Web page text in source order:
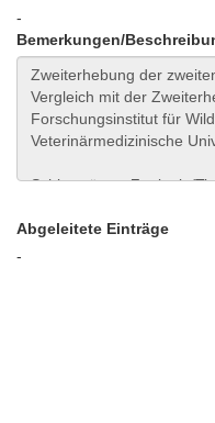
-
Bemerkungen/
Abgeleitete Einträge
-